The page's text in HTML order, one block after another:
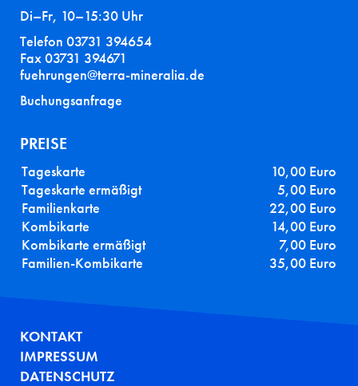
Di–Fr, 10–15:30 Uhr
Telefon 03731 394654
Fax 03731 394671
fuehrungen@terra-mineralia.de
Buchungsanfrage
PREISE
Tageskarte
10,00 Euro
Tageskarte ermäßigt
5,00 Euro
Familienkarte
22,00 Euro
Kombikarte
14,00 Euro
Kombikarte ermäßigt
7,00 Euro
Familien-Kombikarte
35,00 Euro
FUSSZEILE
KONTAKT
IMPRESSUM
DATENSCHUTZ